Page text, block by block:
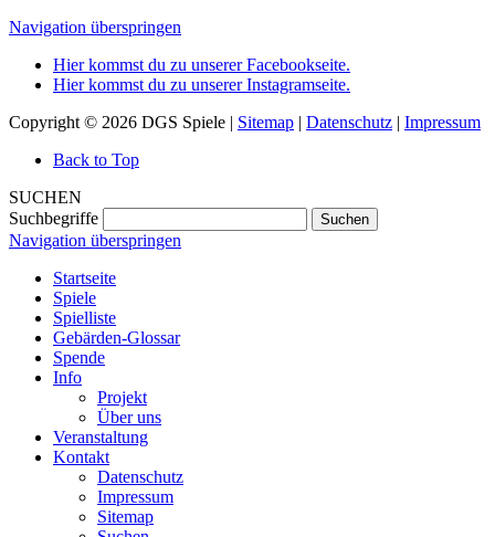
Navigation überspringen
Hier kommst du zu unserer Facebookseite.
Hier kommst du zu unserer Instagramseite.
Copyright © 2026 DGS Spiele | Sitemap | Datenschutz | Impressum
Back to Top
SUCHEN
Suchbegriffe
Suchen
Navigation überspringen
Startseite
Spiele
Spielliste
Gebärden-Glossar
Spende
Info
Projekt
Über uns
Veranstaltung
Kontakt
Datenschutz
Impressum
Sitemap